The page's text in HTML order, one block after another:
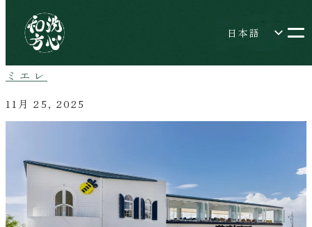
日本語
ミエレ
11月 25, 2025